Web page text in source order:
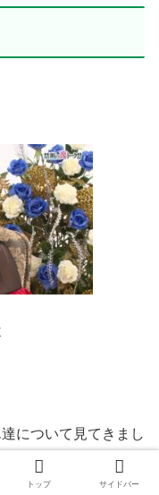
について見てきまし
可奈子さんは長女さ
されていることを公
トップ サイドバー